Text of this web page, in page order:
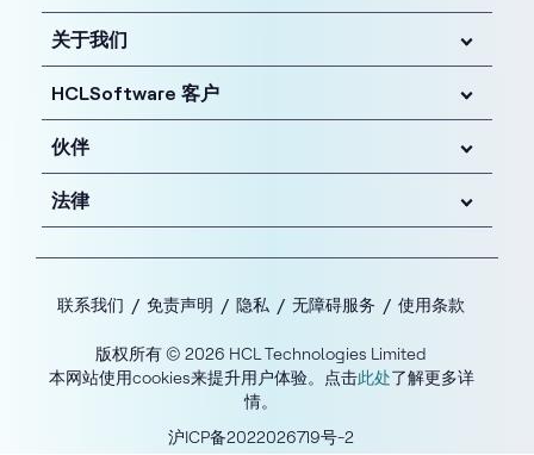
关于我们
HCLSoftware 客户
伙伴
法律
版权所有 © 2026 HCL Technologies Limited
联系我们 免责声明 隐私 无障碍服务 使用条款
本网站使用cookies来提升用户体验。点击此处了解更多详
情。
沪ICP备2022026719号-2